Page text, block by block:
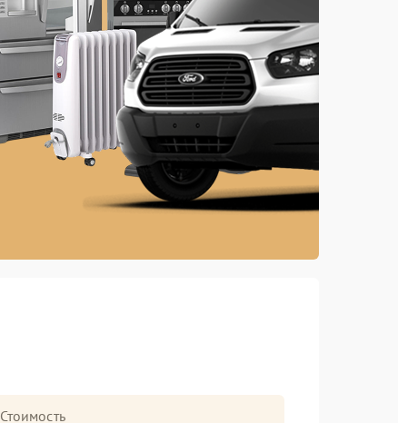
Стоимость